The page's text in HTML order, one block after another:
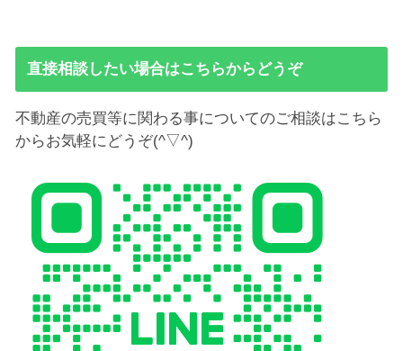
直接相談したい場合はこちらからどうぞ
不動産の売買等に関わる事についてのご相談はこちら
からお気軽にどうぞ(^▽^)